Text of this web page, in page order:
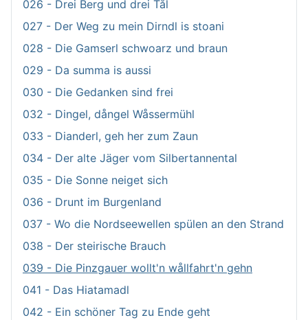
026 - Drei Berg und drei Tål
027 - Der Weg zu mein Dirndl is stoani
028 - Die Gamserl schwoarz und braun
029 - Da summa is aussi
030 - Die Gedanken sind frei
032 - Dingel, dångel Wåssermühl
033 - Dianderl, geh her zum Zaun
034 - Der alte Jäger vom Silbertannental
035 - Die Sonne neiget sich
036 - Drunt im Burgenland
037 - Wo die Nordseewellen spülen an den Strand
038 - Der steirische Brauch
039 - Die Pinzgauer wollt'n wållfahrt'n gehn
041 - Das Hiatamadl
042 - Ein schöner Tag zu Ende geht